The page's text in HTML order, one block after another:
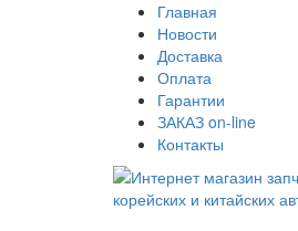
Главная
Новости
Доставка
Оплата
Гарантии
ЗАКАЗ on-line
Контакты